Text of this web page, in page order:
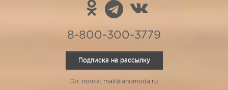
8-800-300-3779
Подписка на рассылку
Эл. почта: mail@anomoda.ru